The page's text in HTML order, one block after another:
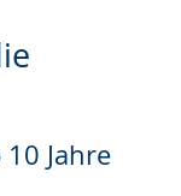
Jahre